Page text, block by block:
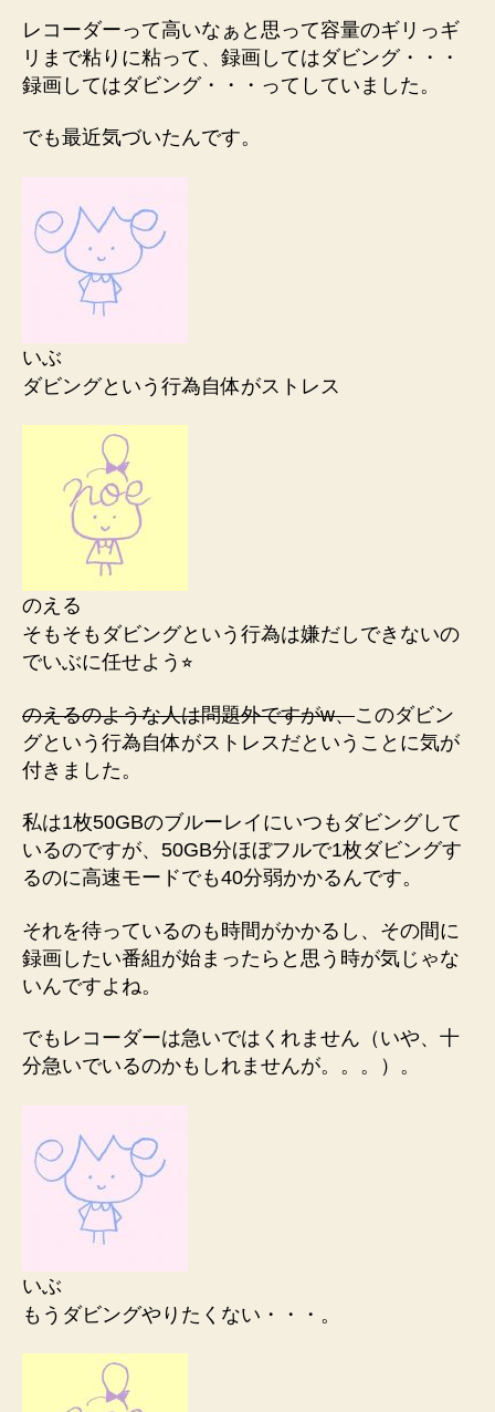
レコーダーって高いなぁと思って容量のギリっギ
リまで粘りに粘って、録画してはダビング・・・
録画してはダビング・・・ってしていました。
でも最近気づいたんです。
いぶ
ダビングという行為自体がストレス
のえる
そもそもダビングという行為は嫌だしできないの
でいぶに任せよう⭐︎
のえるのような人は問題外ですがw、このダビン
グという行為自体がストレスだということに気が
付きました。
私は1枚50GBのブルーレイにいつもダビングして
いるのですが、50GB分ほぼフルで1枚ダビングす
るのに高速モードでも40分弱かかるんです。
それを待っているのも時間がかかるし、その間に
録画したい番組が始まったらと思う時が気じゃな
いんですよね。
でもレコーダーは急いではくれません（いや、十
分急いでいるのかもしれませんが。。。）。
いぶ
もうダビングやりたくない・・・。